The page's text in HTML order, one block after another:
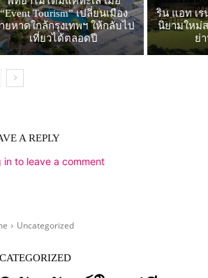
“Event Tourism” เปลี่ยนเมือง
ยหาดใกล้กรุงเทพฯ ให้กลับไป
เที่ยวได้ตลอดปี
ริน แอท เร
นิยามใหม่
ย่
A REPLY
in to leave a comment